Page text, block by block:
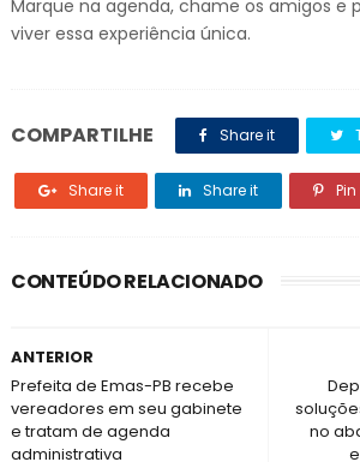
Marque na agenda, chame os amigos e
viver essa experiência única.
COMPARTILHE Share it
Share it Share it
CONTEÚDO RELACIONADO
no
ANTERIOR
Prefeita de Emas-PB recebe
vereadores em seu gabinete
e tratam de agenda
administrativa